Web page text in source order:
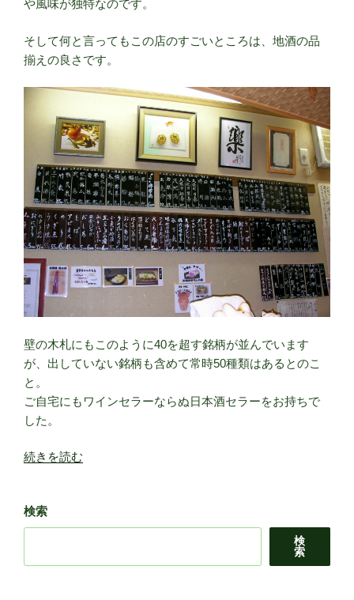
や風味が独特なのです。
そして何と言ってもこの店のすごいところは、地酒の品
揃えの良さです。
壁の木札にもこのように40を超す銘柄が並んでいます
が、出していない銘柄も含めて常時50種類はあるとのこ
と。
ご自宅にもワインセラーならぬ日本酒セラーをお持ちで
した。
“【店
地
酒
家
続きを読む
検索
検
索